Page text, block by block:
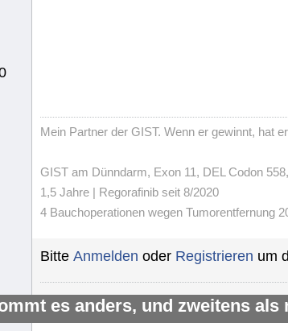
Mein Partner der GIST. Wenn er gewinnt, hat
GIST am Dünndarm, Exon 11, DEL Codon
1,5 Jahre | Regorafinib seit 8/2020
4 Bauchoperationen wegen Tumorentfernung
Bitte Anmelden oder Registrieren um
es anders, und zweitens als